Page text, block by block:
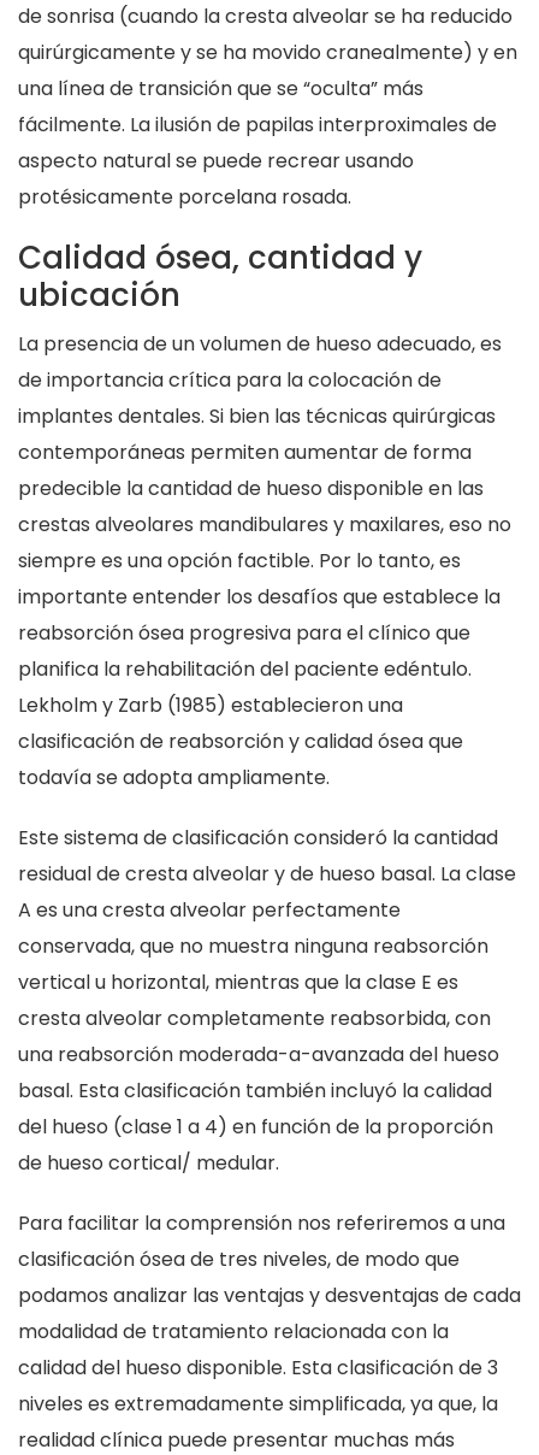
de sonrisa (cuando la cresta alveolar se ha reducido
quirúrgicamente y se ha movido cranealmente) y en
una línea de transición que se “oculta” más
fácilmente. La ilusión de papilas interproximales de
aspecto natural se puede recrear usando
protésicamente porcelana rosada.
Calidad ósea, cantidad y
ubicación
La presencia de un volumen de hueso adecuado, es
de importancia crítica para la colocación de
implantes dentales. Si bien las técnicas quirúrgicas
contemporáneas permiten aumentar de forma
predecible la cantidad de hueso disponible en las
crestas alveolares mandibulares y maxilares, eso no
siempre es una opción factible. Por lo tanto, es
importante entender los desafíos que establece la
reabsorción ósea progresiva para el clínico que
planifica la rehabilitación del paciente edéntulo.
Lekholm y Zarb (1985) establecieron una
clasificación de reabsorción y calidad ósea que
todavía se adopta ampliamente.
Este sistema de clasificación consideró la cantidad
residual de cresta alveolar y de hueso basal. La clase
A es una cresta alveolar perfectamente
conservada, que no muestra ninguna reabsorción
vertical u horizontal, mientras que la clase E es
cresta alveolar completamente reabsorbida, con
una reabsorción moderada-a-avanzada del hueso
basal. Esta clasificación también incluyó la calidad
del hueso (clase 1 a 4) en función de la proporción
de hueso cortical/ medular.
Para facilitar la comprensión nos referiremos a una
clasificación ósea de tres niveles, de modo que
podamos analizar las ventajas y desventajas de cada
modalidad de tratamiento relacionada con la
calidad del hueso disponible. Esta clasificación de 3
niveles es extremadamente simplificada, ya que, la
realidad clínica puede presentar muchas más